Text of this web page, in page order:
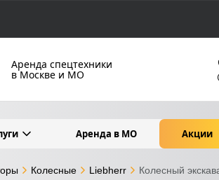
Аренда спецтехники
в Москве и МО
Аренда в МО Акции
Колесные Liebherr Колесный